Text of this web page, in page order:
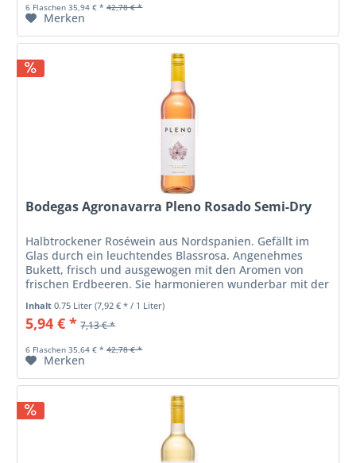
6 Flaschen 35,94 € * 42,78 € *
Merken
Bodegas Agronavarra Pleno Rosado Semi-Dry
Halbtrockener Roséwein aus Nordspanien. Gefällt im
Glas durch ein leuchtendes Blassrosa. Angenehmes
Bukett, frisch und ausgewogen mit den Aromen von
frischen Erdbeeren. Sie harmonieren wunderbar mit der
kompakten, frischen Säure, zu der...
Inhalt0.75 Liter(7,92 € * / 1 Liter)
5,94 € * 7,13 € *
6 Flaschen 35,64 € * 42,78 € *
Merken